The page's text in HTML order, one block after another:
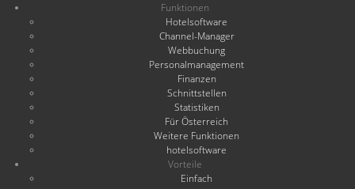
Funktionen
Hotelsoftware
Channel-Manager
Webbuchung
Personalmanagement
Finanzen
Schnittstellen
Statistiken
Für Österreich
Weitere Funktionen
hotelsoftware
Vorteile
Einfach